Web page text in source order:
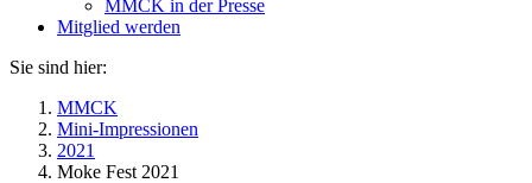
MMCK in der Presse
Mitglied werden
Sie sind hier:
MMCK
Mini-Impressionen
2021
Moke Fest 2021